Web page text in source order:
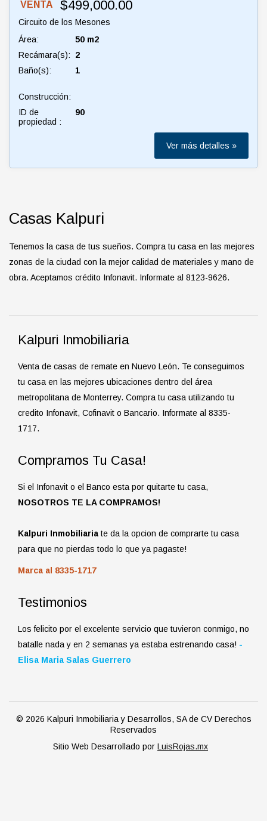
VENTA $499,000.00
Circuito de los Mesones
Área:
50 m2
Recámara(s):
2
Baño(s):
1
Construcción:
ID de
propiedad :
90
Ver más detalles »
Casas Kalpuri
Tenemos la casa de tus sueños. Compra tu casa en las mejores
zonas de la ciudad con la mejor calidad de materiales y mano de
obra. Aceptamos crédito Infonavit. Informate al 8123-9626.
Kalpuri Inmobiliaria
Venta de casas de remate en Nuevo León. Te conseguimos
tu casa en las mejores ubicaciones dentro del área
metropolitana de Monterrey. Compra tu casa utilizando tu
credito Infonavit, Cofinavit o Bancario. Informate al 8335-
1717.
Compramos Tu Casa!
Si el Infonavit o el Banco esta por quitarte tu casa,
NOSOTROS TE LA COMPRAMOS!
Kalpuri Inmobiliaria te da la opcion de comprarte tu casa
para que no pierdas todo lo que ya pagaste!
Marca al 8335-1717
Testimonios
Los felicito por el excelente servicio que tuvieron conmigo, no
batalle nada y en 2 semanas ya estaba estrenando casa! -
Elisa Maria Salas Guerrero
© 2026 Kalpuri Inmobiliaria y Desarrollos, SA de CV Derechos
Reservados
Sitio Web Desarrollado por LuisRojas.mx